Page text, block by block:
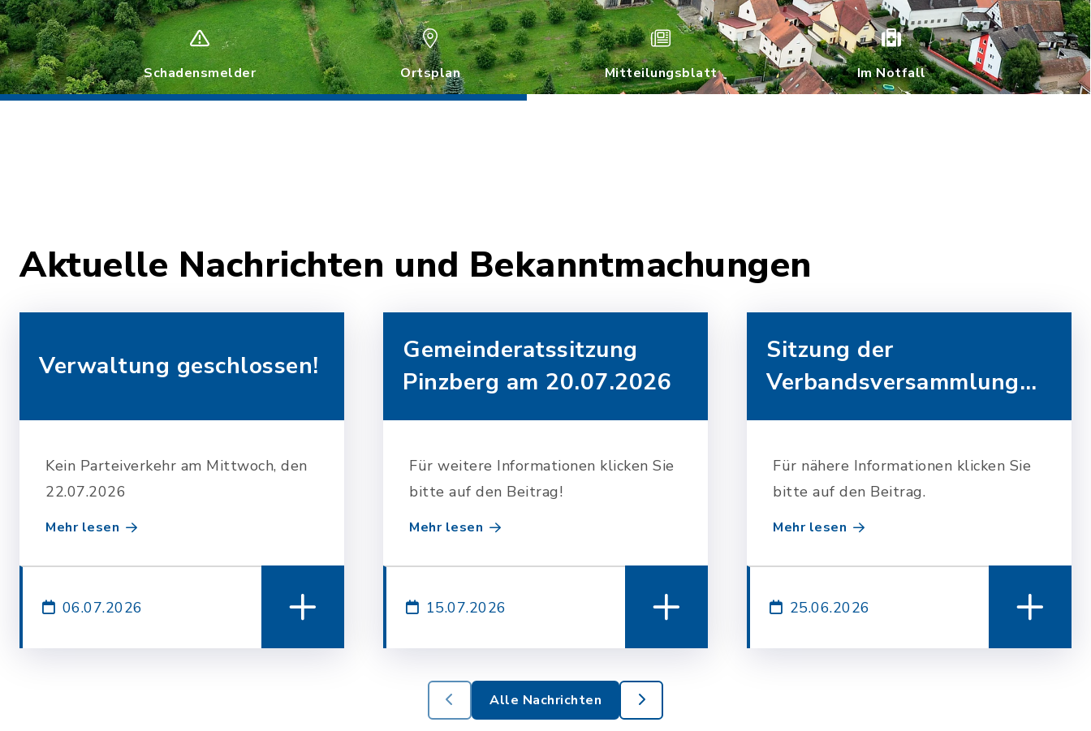
Schadensmelder Ortsplan Mitteilungsblatt Im Notfall
Aktuelle Nachrichten und Bekanntmachungen
Verwaltung geschlossen!
Kein Parteiverkehr am Mittwoch, den
22.07.2026
Mehr lesen
06.07.2026
Gemeinderatssitzung
Pinzberg am 20.07.2026
Für weitere Informationen klicken Sie
bitte auf den Beitrag!
Mehr lesen
15.07.2026
Sitzung der
Verbandsversammlung
des Zweckverbandes…
Für nähere Informationen klicken Sie
bitte auf den Beitrag.
Mehr lesen
25.06.2026
Alle Nachrichten